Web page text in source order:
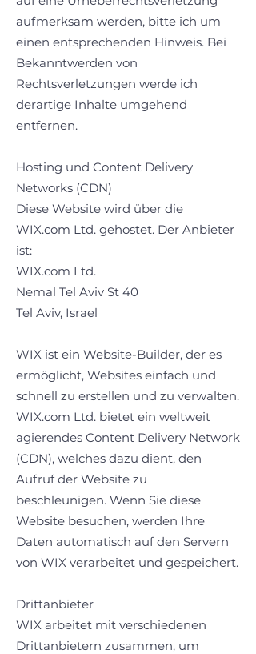
aufmerksam werden, bitte ich um
einen entsprechenden Hinweis. Bei
Bekanntwerden von
Rechtsverletzungen werde ich
derartige Inhalte umgehend
entfernen.
Hosting und Content Delivery
Networks (CDN)
Diese Website wird über die
WIX.com Ltd. gehostet. Der Anbieter
ist:
WIX.com Ltd.
Nemal Tel Aviv St 40
Tel Aviv, Israel
WIX ist ein Website-Builder, der es
ermöglicht, Websites einfach und
schnell zu erstellen und zu verwalten.
WIX.com Ltd. bietet ein weltweit
agierendes Content Delivery Network
(CDN), welches dazu dient, den
Aufruf der Website zu
beschleunigen. Wenn Sie diese
Website besuchen, werden Ihre
Daten automatisch auf den Servern
von WIX verarbeitet und gespeichert.
Drittanbieter
WIX arbeitet mit verschiedenen
Drittanbietern zusammen, um